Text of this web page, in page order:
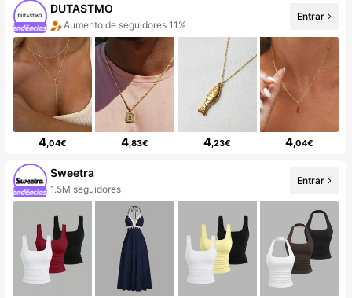
DUTASTMO
Aumento de seguidores 11%
Entrar
4,04€ 4,83€ 4,23€ 4,04€
Sweetra
1.5M seguidores
Entrar